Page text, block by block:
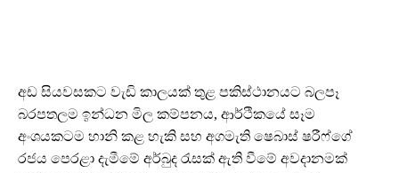
අඩ සියවසකට වැඩි කාලයක් තුළ පකිස්ථානයට බලපෑ
බරපතලම ඉන්ධන මිල කම්පනය, ආර්ථිකයේ සෑම
අංශයකටම හානි කළ හැකි සහ අගමැති ෂෙබාස් ෂරීෆ්ගේ
රජය පෙරළා දැමීමේ අර්බුද රැසක් ඇති වීමේ අවදානමක්